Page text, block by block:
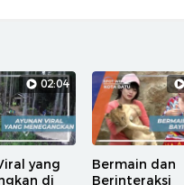
02:04
yang
di
Bermain dan
Berinteraksi